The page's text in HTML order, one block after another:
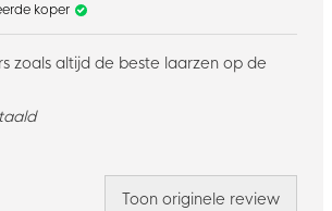
koper
zoals altijd de beste laarzen op de
Toon originele review